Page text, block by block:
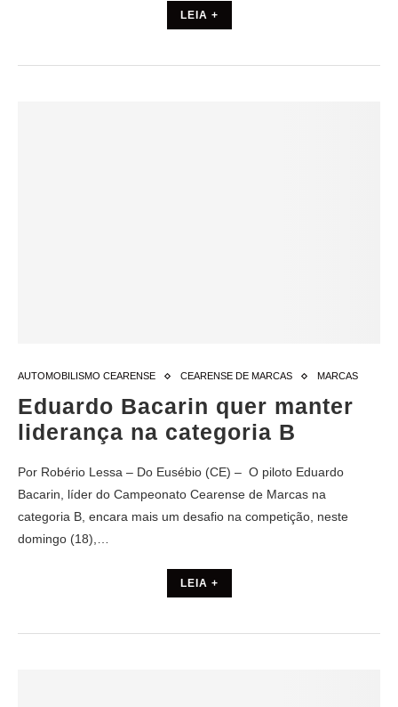
LEIA +
AUTOMOBILISMO CEARENSE CEARENSE DE MARCAS MARCAS
Eduardo Bacarin quer manter
liderança na categoria B
Por Robério Lessa – Do Eusébio (CE) – O piloto Eduardo
Bacarin, líder do Campeonato Cearense de Marcas na
categoria B, encara mais um desafio na competição, neste
domingo (18),…
LEIA +